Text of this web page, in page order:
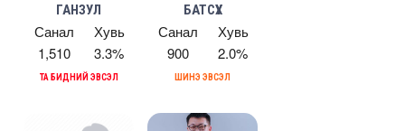
ГАНЗУЛ
Санал
Хувь
1,510
3.3%
ТА БИДНИЙ ЭВСЭЛ
БАТСҮХ
Санал
Хувь
900
2.0%
ШИНЭ ЭВСЭЛ